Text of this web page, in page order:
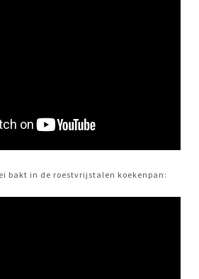
bakt in de roestvrijstalen koekenpan: